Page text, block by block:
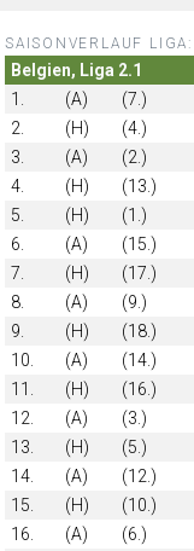
SAISONVERLAUF LIGA:
Belgien, Liga 2.1
1.
(A) (7.)
2.
(H) (4.)
3.
(A) (2.)
4.
(H) (13.)
5.
(H) (1.)
6.
(A) (15.)
7.
(H) (17.)
8.
(A) (9.)
9.
(H) (18.)
10.
(A) (14.)
11.
(H) (16.)
12.
(A) (3.)
13.
(H) (5.)
14.
(A) (12.)
15.
(H) (10.)
16.
(A) (6.)